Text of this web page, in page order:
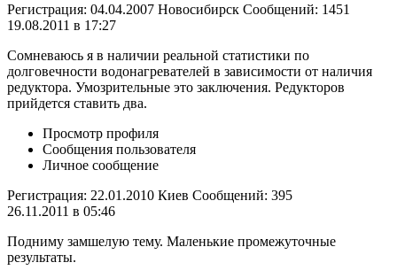
Регистрация: 04.04.2007 Новосибирск Сообщений: 1451
19.08.2011 в 17:27
Сомневаюсь я в наличии реальной статистики по
долговечности водонагревателей в зависимости от наличия
редуктора. Умозрительные это заключения. Редукторов
прийдется ставить два.
Просмотр профиля
Сообщения пользователя
Личное сообщение
Регистрация: 22.01.2010 Киев Сообщений: 395
26.11.2011 в 05:46
Подниму замшелую тему. Маленькие промежуточные
результаты.